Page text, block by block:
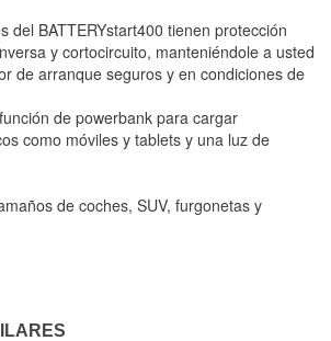
del BATTERYstart400 tienen protección
y cortocircuito, manteniéndole a usted
de arranque seguros y en condiciones de
de powerbank para cargar
como móviles y tablets y una luz de
de coches, SUV, furgonetas y